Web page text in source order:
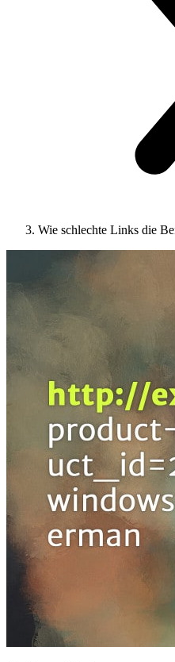
Wie schlechte Links die